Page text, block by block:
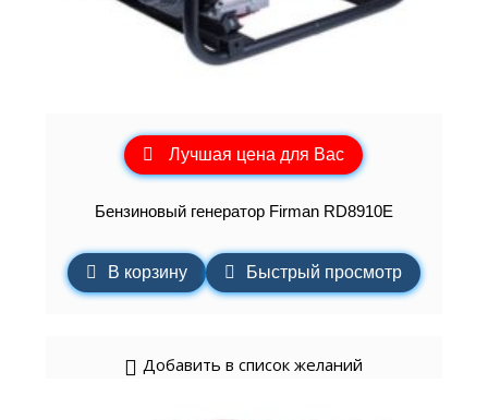
Лучшая цена для Вас
Бензиновый генератор Firman RD8910E
В корзину Быстрый просмотр
Добавить в список желаний